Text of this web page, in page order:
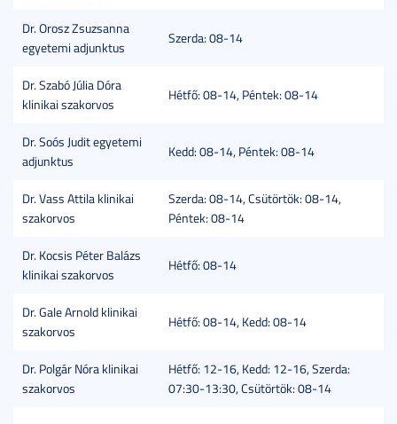
Dr. Orosz Zsuzsanna
egyetemi adjunktus
Szerda: 08-14
Dr. Szabó Júlia Dóra
klinikai szakorvos
Hétfő: 08-14, Péntek: 08-14
Dr. Soós Judit egyetemi
adjunktus
Kedd: 08-14, Péntek: 08-14
Dr. Vass Attila klinikai
szakorvos
Szerda: 08-14, Csütörtök: 08-14,
Péntek: 08-14
Dr. Kocsis Péter Balázs
klinikai szakorvos
Hétfő: 08-14
Dr. Gale Arnold klinikai
szakorvos
Hétfő: 08-14, Kedd: 08-14
Dr. Polgár Nóra klinikai
szakorvos
Hétfő: 12-16, Kedd: 12-16, Szerda:
07:30-13:30, Csütörtök: 08-14